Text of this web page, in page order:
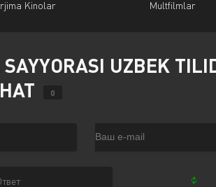
Kinolar Multfilmlar
UZBEK
0